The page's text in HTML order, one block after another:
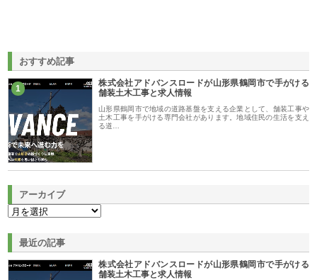
おすすめ記事
1
株式会社アドバンスロードが山形県鶴岡市で手がける
舗装土木工事と求人情報
山形県鶴岡市で地域の道路基盤を支える企業として、舗装工事や
土木工事を手がける専門会社があります。地域住民の生活を支え
る道…
アーカイブ
最近の記事
株式会社アドバンスロードが山形県鶴岡市で手がける
舗装土木工事と求人情報